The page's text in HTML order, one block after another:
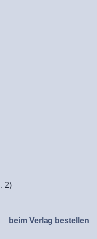
2)
beim Verlag bestellen